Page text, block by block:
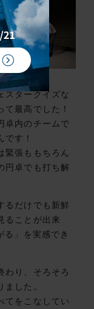
スタークイズな
最高でした！
卓内のチームで
す！
緊張ももちろん
円卓でも打ち解
るだけでも新鮮
ることが出来
る」を実感でき
わり、そろそろ
した。
てをこなしてい